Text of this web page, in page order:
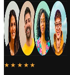
★★★★★